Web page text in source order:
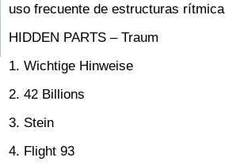
uso frecuente de estructuras
HIDDEN PARTS – Traum
1. Wichtige Hinweise
2. 42 Billions
3. Stein
4. Flight 93